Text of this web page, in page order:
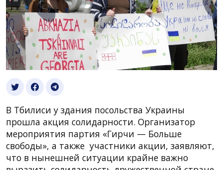
В Тбилиси у здания посольства Украины
прошла акция солидарности. Организатор
мероприятия партия «Гирчи — Больше
свободы», а также участники акции, заявляют,
что в нынешней ситуации крайне важно